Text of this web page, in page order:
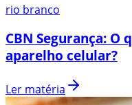
rio branco
CBN Segurança: O
aparelho celular?
Ler matéria